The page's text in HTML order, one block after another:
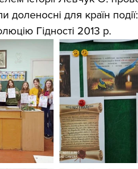
доленосні для країн події:
Гідності 2013 р.